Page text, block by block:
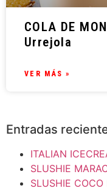
COLA DE
Urrejola
VER MÁS »
Entradas
ITALIAN
SLUSHIE
SLUSHIE COCO